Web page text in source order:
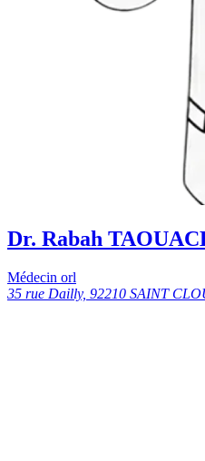
Dr. Rabah
Médecin orl
35 rue Dailly, 92210 SAINT